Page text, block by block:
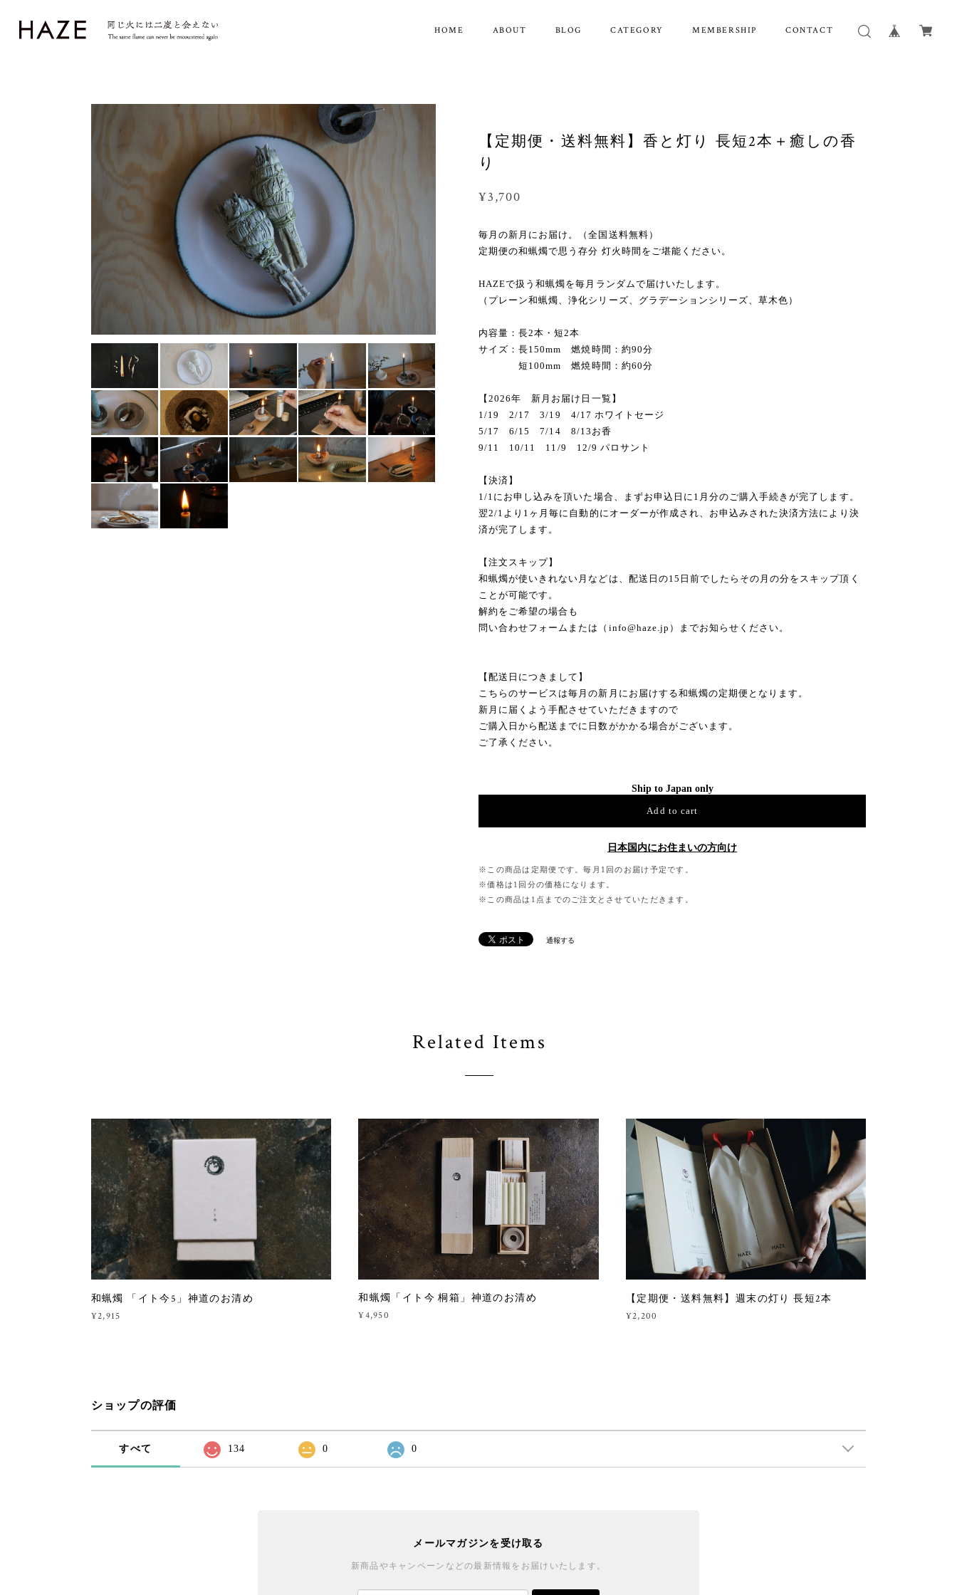
HOME ABOUT BLOG CATEGORY MEMBERSHIP CONTACT
【定期便・送料無料】香と灯り 長短2本＋癒しの香
り
¥3,700
毎月の新月にお届け。（全国送料無料）
定期便の和蝋燭で思う存分 灯火時間をご堪能ください。
HAZEで扱う和蝋燭を毎月ランダムで届けいたします。
（プレーン和蝋燭、浄化シリーズ、グラデーションシリーズ、草木色）
内容量：長2本・短2本
サイズ：長150mm 燃焼時間：約90分
短100mm 燃焼時間：約60分
【2026年 新月お届け日一覧】
1/19 2/17 3/19 4/17 ホワイトセージ
5/17 6/15 7/14 8/13お香
9/11 10/11 11/9 12/9 パロサント
【決済】
1/1にお申し込みを頂いた場合、まずお申込日に1月分のご購入手続きが完了します。
翌2/1より1ヶ月毎に自動的にオーダーが作成され、お申込みされた決済方法により決
済が完了します。
【注文スキップ】
和蝋燭が使いきれない月などは、配送日の15日前でしたらその月の分をスキップ頂く
ことが可能です。
解約をご希望の場合も
問い合わせフォームまたは（ info@haze.jp ）までお知らせください。
【配送日につきまして】
こちらのサービスは毎月の新月にお届けする和蝋燭の定期便となります。
新月に届くよう手配させていただきますので
ご購入日から配送までに日数がかかる場合がございます。
ご了承ください。
Ship to Japan only
Add to cart
日本国内にお住まいの方向け
※この商品は定期便です。毎月1回のお届け予定です。
※価格は1回分の価格になります。
※この商品は1点までのご注文とさせていただきます。
通報する
Related Items
和蝋燭 「イト今5」神道のお清め
¥2,915
和蝋燭「イト今 桐箱」神道のお清め
¥4,950
【定期便・送料無料】週末の灯り 長短2本
¥2,200
ショップの評価
すべて 134 0 0
メールマガジンを受け取る
新商品やキャンペーンなどの最新情報をお届けいたします。